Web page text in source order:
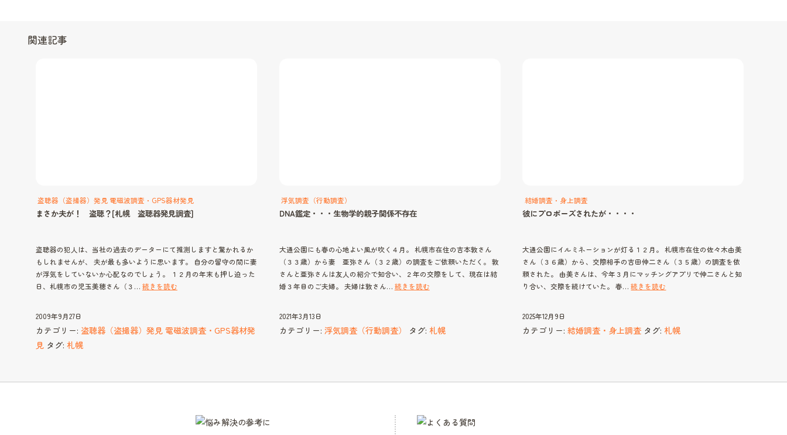
関連記事
盗聴器（盗撮器）発見 電磁波調査・GPS器材発見
まさか夫が！ 盗聴？[札幌 盗聴器発見調査]
盗聴器の犯人は、当社の過去のデーターにて推測しますと驚かれるか
もしれませんが、 夫が最も多いように思います。 自分の留守の間に妻
が浮気をしていないか心配なのでしょう。 １２月の年末も押し迫った
日、札幌市の児玉美穂さん（３… 続きを読むま
が！
幌
2009年9月27日
カテゴリー: 盗聴器（盗撮器）発見 電磁波調査・GPS器材発
見 タグ: 札幌
浮気調査（行動調査）
DNA鑑定・・・生物学的親子関係不存在
大通公園にも春の心地よい風が吹く４月。 札幌市在住の吉本敦さん
（３３歳）から妻 亜弥さん（３２歳）の調査をご依頼いただく。 敦
さんと亜弥さんは友人の紹介で知合い、２年の交際をして、現在は結
婚３年目のご夫婦。 夫婦は敦さん… 続きを読むDNA
物
子
不
2021年3月13日
カテゴリー: 浮気調査（行動調査） タグ: 札幌
結婚調査・身上調査
彼にプロポーズされたが・・・・
大通公園にイルミネーションが灯る１２月。 札幌市在住の佐々木由美
さん（３６歳）から、交際相手の吉田伸二さん（３５歳）の調査を依
頼された。 由美さんは、今年３月にマッチングアプリで伸二さんと知
り合い、交際を続けていた。 春…続きを読む
ポ
れ
2025年12月9日
カテゴリー:結婚調査・身上調査 タグ:札幌